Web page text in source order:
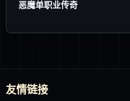
恶魔单职业传奇
友情链接